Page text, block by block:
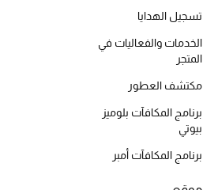
الجديد في عالم الجمال
الأكثر مبيعاً
مكتشف العطور
تسجيل الهدايا
الخدمات والفعاليات في
المتجر
مكتشف العطور
برنامج المكافآت بلوميز
بيوتي
برنامج المكافآت أمبر